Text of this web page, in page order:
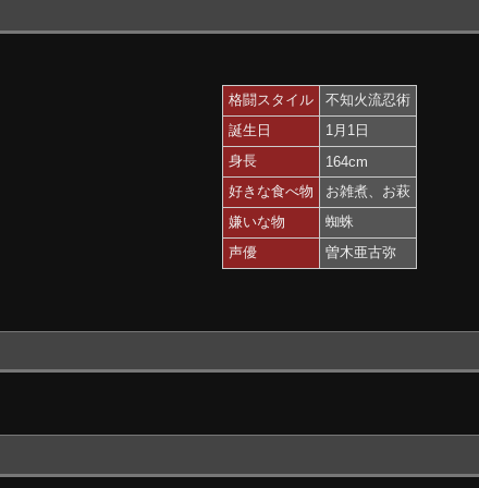
格闘スタイル
不知火流忍術
誕生日
1月1日
身長
164cm
好きな食べ物
お雑煮、お萩
嫌いな物
蜘蛛
声優
曽木亜古弥